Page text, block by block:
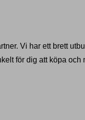
Vi har ett brett
för dig att köpa och